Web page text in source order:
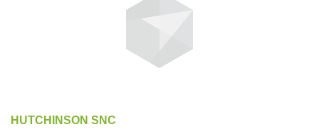
HUTCHINSON SNC